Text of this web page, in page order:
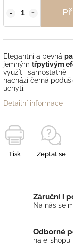
Elegantní a pevná
jemným třpytivým
využít i samostatně
nachází černá
uchytí.
Detailní informace
Tisk Zeptat se
Záruční i
Na nás se
Odborné
na e-shopu